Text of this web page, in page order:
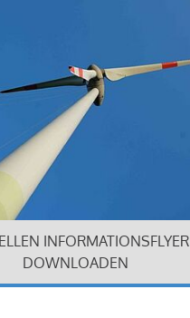
INFORMATIONSFLYER
DOWNLOADEN